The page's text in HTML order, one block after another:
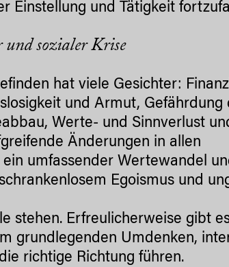
Einstellung und Tätigkeit
sozialer Krise
hat viele Gesichter:
und Armut, Gefährdung
Werte- und Sinnverlust
Änderungen in allen
umfassender Wertewandel
Egoismus und
stehen. Erfreulicherweise gibt
grundlegenden Umdenken,
richtige Richtung führen.